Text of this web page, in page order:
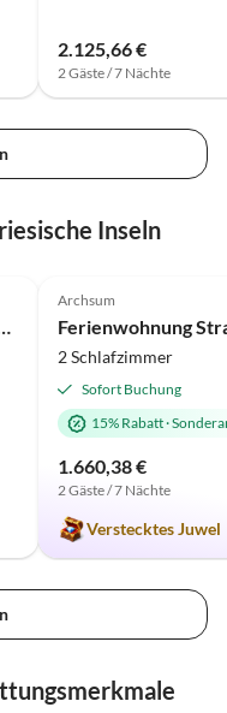
2.125,66 €
2 Gäste / 7 Nächte
Inseln
Whg. 28
Archsum
2 Schlafzimmer
Sofort Buchung
15% Rabatt·
1.660,38 €
2 Gäste / 7 Nächte
Verstecktes Juwel